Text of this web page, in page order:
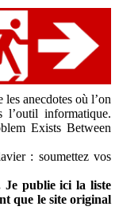
anecdotes où l’on
l’outil informatique.
Exists Between
: soumettez vos
Je publie ici la liste
que le site original